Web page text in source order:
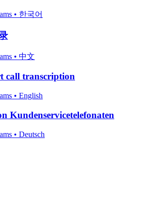
• 한국어
• 中文
call transcription
• English
Kundenservicetelefonaten
• Deutsch